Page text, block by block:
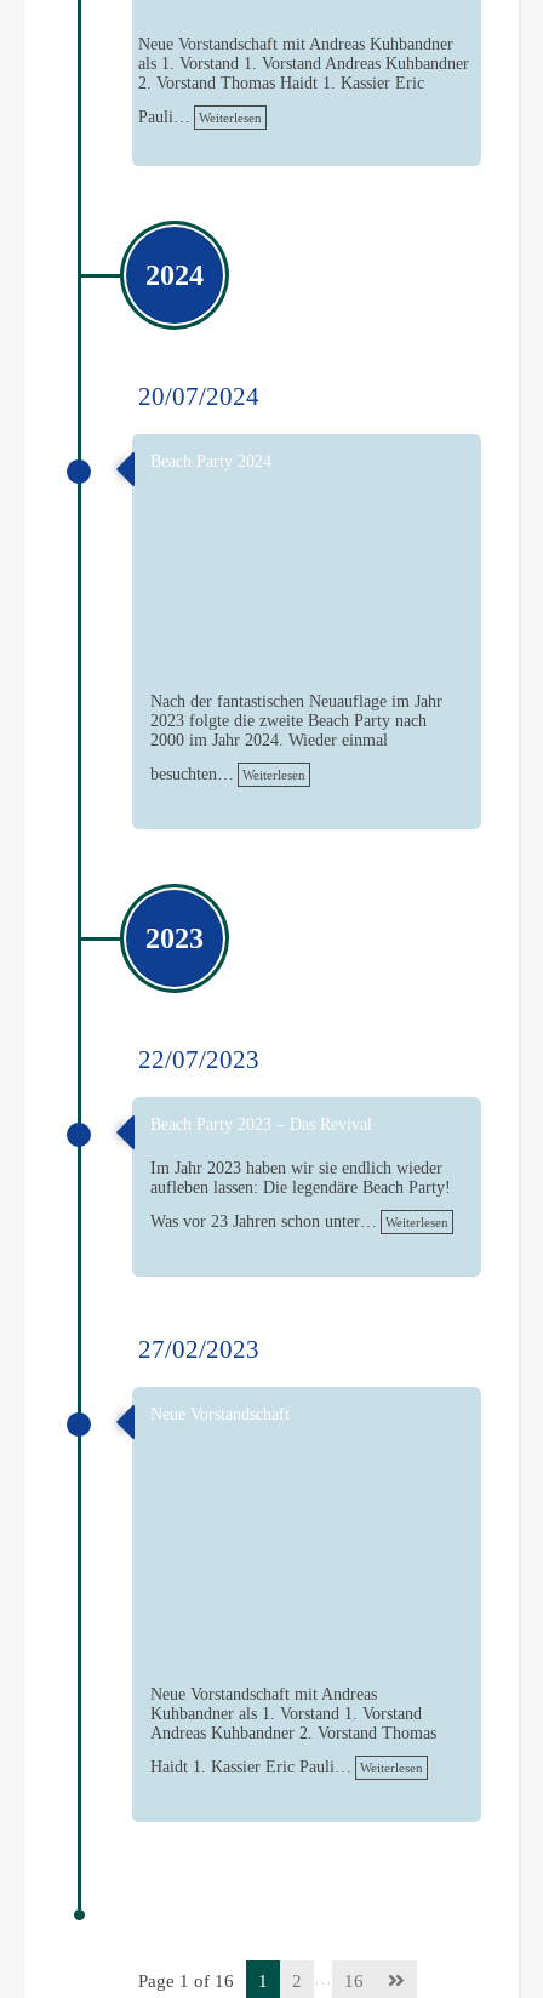
Neue Vorstandschaft mit Andreas Kuhbandner
als 1. Vorstand 1. Vorstand Andreas Kuhbandner
2. Vorstand Thomas Haidt 1. Kassier Eric
Pauli…
Weiterlesen
2024
20/07/2024
Beach Party 2024
Nach der fantastischen Neuauflage im Jahr
2023 folgte die zweite Beach Party nach
2000 im Jahr 2024. Wieder einmal
besuchten…
Weiterlesen
2023
22/07/2023
Beach Party 2023 – Das Revival
Im Jahr 2023 haben wir sie endlich wieder
aufleben lassen: Die legendäre Beach Party!
Was vor 23 Jahren schon unter…
Weiterlesen
27/02/2023
Neue Vorstandschaft
Neue Vorstandschaft mit Andreas
Kuhbandner als 1. Vorstand 1. Vorstand
Andreas Kuhbandner 2. Vorstand Thomas
Haidt 1. Kassier Eric Pauli…
Weiterlesen
Page 1 of 16 1 2 … 16